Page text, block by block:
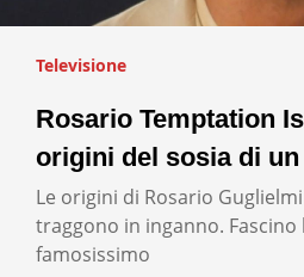
Televisione
Rosario Temptation
origini del sosia di
Le origini di Rosario
traggono in inganno.
famosissimo